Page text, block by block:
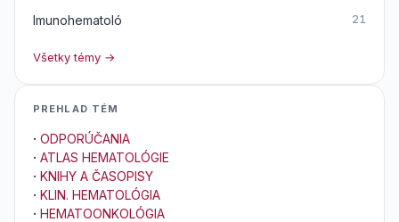
Imunohematoló 21
Všetky témy →
PREHLAD TÉM
· ODPORÚČANIA
· ATLAS HEMATOLÓGIE
· KNIHY A ČASOPISY
· KLIN. HEMATOLÓGIA
· HEMATOONKOLÓGIA